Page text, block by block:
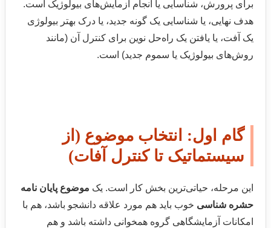
برای پرورش، شناسایی یا انجام آزمایش‌های بیولوژیک است.
هدف نهایی، یا شناسایی یک گونه جدید، یا درک بهتر بیولوژی
یک آفت، یا یافتن یک راه‌حل نوین برای کنترل آن (مانند
روش‌های بیولوژیک یا سموم جدید) است.
گام اول: انتخاب موضوع (از
سیستماتیک تا کنترل آفات)
این مرحله، حیاتی‌ترین بخش کار است. یک موضوع پایان نامه
حشره شناسی خوب باید هم مورد علاقه دانشجو باشد، هم با
امکانات آزمایشگاهی گروه همخوانی داشته باشد و هم